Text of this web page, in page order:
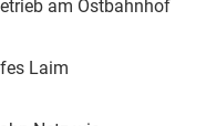
am Ostbahnhof
Laim